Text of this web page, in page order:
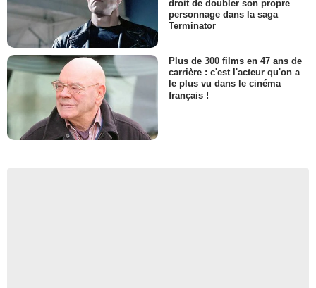
droit de doubler son propre
personnage dans la saga
Terminator
Plus de 300 films en 47 ans de
carrière : c'est l'acteur qu'on a
le plus vu dans le cinéma
français !